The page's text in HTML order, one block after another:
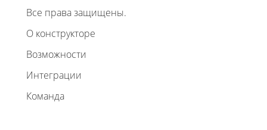
Все права защищены.
О конструкторе
Возможности
Интеграции
Команда